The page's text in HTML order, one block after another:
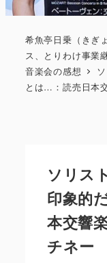
希魚亭日乗（きぎ
ス、とりわけ事業
音楽会の感想
とは…：読売日本
ソリス
印象的
本交響
チネー